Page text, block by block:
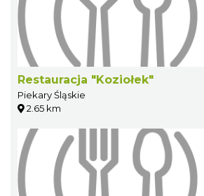
Restauracja "Koziołek"
Piekary Śląskie
2.65 km